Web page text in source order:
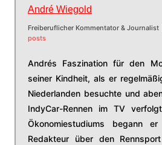
André Wiegold
Freiberuflicher Kommentator & Journalist
posts
Andrés Faszination für den
seiner Kindheit, als er
Niederlanden besuchte und
IndyCar-Rennen im TV
Ökonomiestudiums begann
Redakteur über den